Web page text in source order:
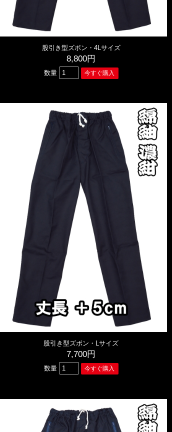
股引き型ズボン・4Lサイズ
8,800円
数量
股引き型ズボン・Lサイズ
7,700円
数量